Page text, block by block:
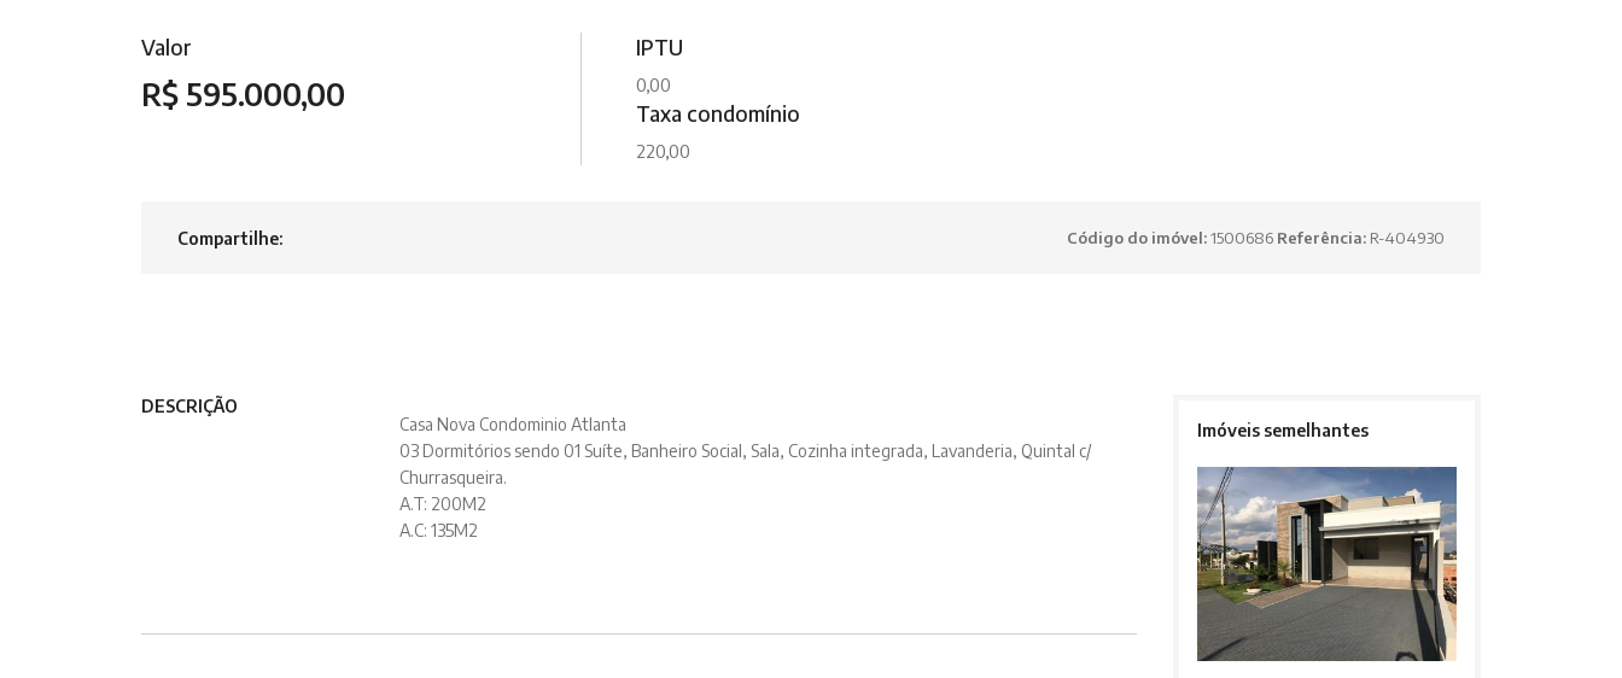
Valor
R$ 595.000,00
IPTU
0,00
Taxa condomínio
220,00
Compartilhe: Código do imóvel:1500686 Referência: R-404930
DESCRIÇÃO
Casa Nova Condominio Atlanta
03 Dormitórios sendo 01 Suíte, Banheiro Social, Sala, Cozinha integrada, Lavanderia, Quintal c/
Churrasqueira.
A.T: 200M2
A.C: 135M2
Imóveis semelhantes